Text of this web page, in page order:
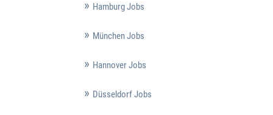
Hamburg Jobs
München Jobs
Hannover Jobs
Düsseldorf Jobs